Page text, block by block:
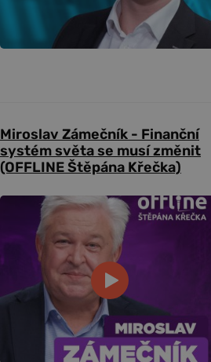
Miroslav Zámečník - Finanční
systém světa se musí změnit
(OFFLINE Štěpána Křečka)